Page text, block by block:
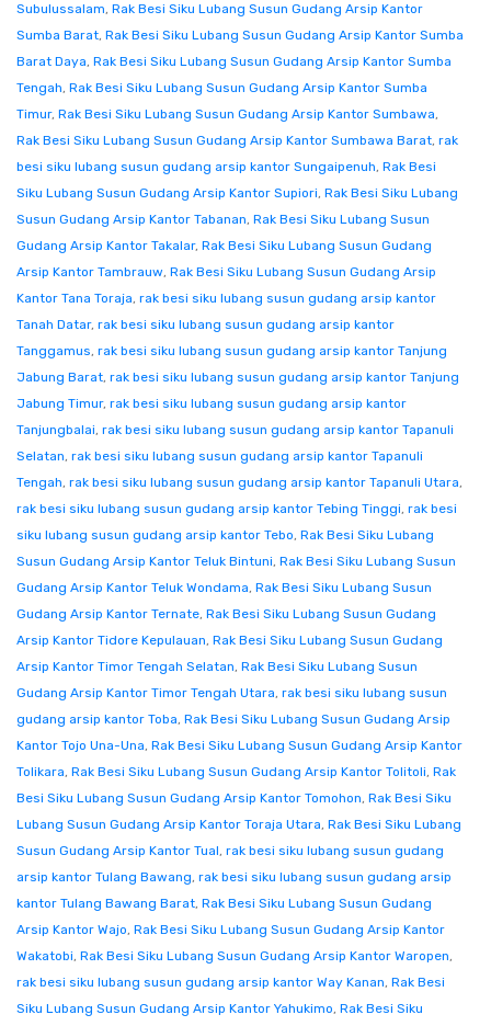
Subulussalam, Rak Besi Siku Lubang Susun Gudang Arsip Kantor
Sumba Barat, Rak Besi Siku Lubang Susun Gudang Arsip Kantor Sumba
Barat Daya, Rak Besi Siku Lubang Susun Gudang Arsip Kantor Sumba
Tengah, Rak Besi Siku Lubang Susun Gudang Arsip Kantor Sumba
Timur, Rak Besi Siku Lubang Susun Gudang Arsip Kantor Sumbawa,
Rak Besi Siku Lubang Susun Gudang Arsip Kantor Sumbawa Barat, rak
besi siku lubang susun gudang arsip kantor Sungaipenuh, Rak Besi
Siku Lubang Susun Gudang Arsip Kantor Supiori, Rak Besi Siku Lubang
Susun Gudang Arsip Kantor Tabanan, Rak Besi Siku Lubang Susun
Gudang Arsip Kantor Takalar, Rak Besi Siku Lubang Susun Gudang
Arsip Kantor Tambrauw, Rak Besi Siku Lubang Susun Gudang Arsip
Kantor Tana Toraja, rak besi siku lubang susun gudang arsip kantor
Tanah Datar, rak besi siku lubang susun gudang arsip kantor
Tanggamus, rak besi siku lubang susun gudang arsip kantor Tanjung
Jabung Barat, rak besi siku lubang susun gudang arsip kantor Tanjung
Jabung Timur, rak besi siku lubang susun gudang arsip kantor
Tanjungbalai, rak besi siku lubang susun gudang arsip kantor Tapanuli
Selatan, rak besi siku lubang susun gudang arsip kantor Tapanuli
Tengah, rak besi siku lubang susun gudang arsip kantor Tapanuli Utara,
rak besi siku lubang susun gudang arsip kantor Tebing Tinggi, rak besi
siku lubang susun gudang arsip kantor Tebo, Rak Besi Siku Lubang
Susun Gudang Arsip Kantor Teluk Bintuni, Rak Besi Siku Lubang Susun
Gudang Arsip Kantor Teluk Wondama, Rak Besi Siku Lubang Susun
Gudang Arsip Kantor Ternate, Rak Besi Siku Lubang Susun Gudang
Arsip Kantor Tidore Kepulauan, Rak Besi Siku Lubang Susun Gudang
Arsip Kantor Timor Tengah Selatan, Rak Besi Siku Lubang Susun
Gudang Arsip Kantor Timor Tengah Utara, rak besi siku lubang susun
gudang arsip kantor Toba, Rak Besi Siku Lubang Susun Gudang Arsip
Kantor Tojo Una-Una, Rak Besi Siku Lubang Susun Gudang Arsip Kantor
Tolikara, Rak Besi Siku Lubang Susun Gudang Arsip Kantor Tolitoli, Rak
Besi Siku Lubang Susun Gudang Arsip Kantor Tomohon, Rak Besi Siku
Lubang Susun Gudang Arsip Kantor Toraja Utara, Rak Besi Siku Lubang
Susun Gudang Arsip Kantor Tual, rak besi siku lubang susun gudang
arsip kantor Tulang Bawang, rak besi siku lubang susun gudang arsip
kantor Tulang Bawang Barat, Rak Besi Siku Lubang Susun Gudang
Arsip Kantor Wajo, Rak Besi Siku Lubang Susun Gudang Arsip Kantor
Wakatobi, Rak Besi Siku Lubang Susun Gudang Arsip Kantor Waropen,
rak besi siku lubang susun gudang arsip kantor Way Kanan, Rak Besi
Siku Lubang Susun Gudang Arsip Kantor Yahukimo, Rak Besi Siku